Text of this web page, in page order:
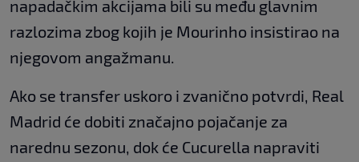
napadačkim akcijama bili su među glavnim
razlozima zbog kojih je Mourinho insistirao na
njegovom angažmanu.
Ako se transfer uskoro i zvanično potvrdi, Real
Madrid će dobiti značajno pojačanje za
narednu sezonu, dok će Cucurella napraviti